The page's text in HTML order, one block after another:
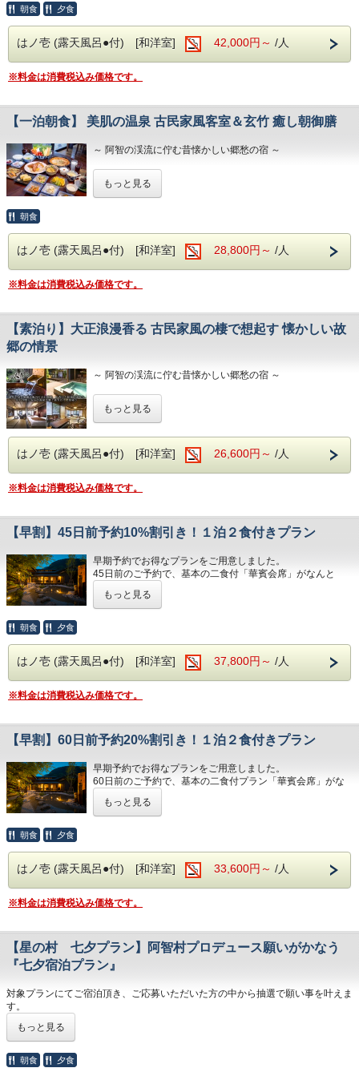
②ナイトツアーシャトルバスにてご移動
※シャトルバスのご予約に関してはお客様ご自身でご予
約くださいませ。
③タクシーにてご移動
◇ 予約受付後、ナイトツアーの予約を当館に
そのため、ナイトツアーの定員に達してい
た場合は、
ご予約キャンセルの確認をお電話にてさせ
◇ 当日ツアーへの参加を中止される場合は、
19時までにフロントへお知らせください
当館よりキャンセル手続きを行い、
ご宿泊料よりチケット分を引かせていただ
きます。
■ お部屋は古民家風客室
伝統技法に新たな息吹を込めた真心の料理
をご用意
■玄竹の湯
・お肌蘇る国内屈指の極上『美肌の湯』昼神
温泉。
・強アルカリ性泉質で素肌を磨き滑らか。
・美肌に嬉しい湯ヂカラが昼神温泉には期待
※加温循環式を使用しております。
■玄竹での滞在を満喫
琲、
アイスクリームやソフトドリンクを無料で
楽しめます。
※セルフ形式にて19時～22時まで利用可
・館内衛生対策もしっかりと。
昼神温泉の特徴である単純硫黄温泉(低張性
アルカリ性高温泉)を
河田総料理長が腕をふるう『華賓会席』を、季節の移ろいと
共に味わう至福のひととき
強アルカリ性の「美肌の湯」昼神温泉で、素肌なめらか＆し
※加温循環式を使用しております
・ご夕食後はロビー併設のナイトバーにて、お酒・珈琲・ソ
フトドリンクを無料で（セルフ形式／24時まで）
・お部屋の冷蔵庫にウェルカムドリンクと郷土菓子をご用意
・館内衛生対策も万全で安心
古き良き時代の趣きと、やさしいおもてなしでお迎えいたし
ます。
・1階の「い・ろ・は」の各客室には、全室露天風呂付でプ
・2階の「に」の各客室は、昔ながらの懐かしい雰囲気の和
室を2間以上でのんびりと
・夕食
『華賓会席』～季節の美しさを表現し旬の素材を活かした贅
・朝食
※夕朝ともに食事処でのご提供（一部個室あり）
お客様へ繊細に調理された料理を存分にご堪能いただき、
至福のひとときをお約束いたします。
※※食材アレルギーの対応について※※
ご宿泊当日にお申し出の場合はご対応出来かねますので、
※食事・布団不要な乳児様がおられる場合（0歳2,200円が
別途必要です）
・肌蘇る国内屈指の極上『美肌の湯』昼神温泉（PH9.7）
※加温循環式を使用しております。
大正浪漫の趣が漂うロビーには、重厚な木製家具や繊細な調
度品が並び、
は中庭が望め、
四季折々の景色を眺めながら、ゆったりとした時間をお過ご
夕食後には、隣接するナイトバーで上質な一杯を楽しんだ
り、
ぎをお楽しみください。
■送迎サービスについて
※最寄りの送迎可能場所まではお客様ご自身でご移動お願い
東京・名古屋・大阪などから高速バスまたは電車をご利用の
お客様につきましては、
以下の場所まで送迎サービスをしております。（要事前予約
＜送迎可能場所＞
泉郷（高速バス停）
＜送迎可能時間＞
10:00～15:00
※時間外の送迎をご希望の方はご相談ください。
※満枠の際はご希望に添えない場合がございますことをご了
承くださいませ。
「名古屋方面のお客様はこちらから」
朝食 夕食
はノ壱 (露天風呂●付) [和洋室] 42,000円～ /人
※料金は消費税込み価格です。
【一泊朝食】 美肌の温泉 古民家風客室＆玄竹 癒し朝御膳
～ 阿智の渓流に佇む昔懐かしい郷愁の宿 ～
～ 古宿で過ごす懐かしく暖かいノスタルジー ～
■玄竹の湯
・強アルカリ性泉質で素肌を磨き滑らか。
・ナトリウムイオンでしっかり保湿。
※加温循環式を使用しております。
※セルフ形式にて15時～24時まで利用可
・館内衛生対策もしっかりと。
もっと見る
朝食
はノ壱 (露天風呂●付) [和洋室] 28,800円～ /人
※料金は消費税込み価格です。
【素泊り】大正浪漫香る 古民家風の棲で想起す 懐かしい故
郷の情景
～ 阿智の渓流に佇む昔懐かしい郷愁の宿 ～
～ 古宿で過ごす懐かしく暖かい時間 ～
※本プランは夕朝食の付かない素泊まりプランとなります。
■玄竹の湯
・お肌蘇る国内屈指の極上『美肌の湯』昼神温泉。
・強アルカリ性泉質で素肌を磨き滑らか。
・ナトリウムイオンでしっかり保湿。
・美肌に嬉しい湯ヂカラが昼神温泉には期待できます。
※加温循環式を使用しております。
・夜はロビー併設のナイトバーでお酒や珈琲、
アイスクリームやソフトドリンクを無料で楽しめます。
※セルフ形式にて19時～22時まで利用可
・館内衛生対策もしっかりと。
南信州の四季を感じられる山川の幸をご満喫ください。
もっと見る
はノ壱 (露天風呂●付) [和洋室] 26,600円～ /人
※料金は消費税込み価格です。
【早割】45日前予約10%割引き！１泊２食付きプラン
早期予約でお得なプランをご用意しました。
45日前のご予約で、基本の二食付「華賓会席」がなんと
お食事の内容は通常のプランと変わりありません。
玄竹が厳選した季節のお土産もプレゼント♪
【注意事項】
本プランは特別なプランとなります。
このプランでは14日前よりキャンセル料をご負担いただき
ますことを
ます。
■玄竹の湯
・ナトリウムイオンでしっかり保湿。
・美肌に嬉しい湯ヂカラが昼神温泉には期待できます。
※加温循環式を使用しております。
■玄竹での滞在を満喫
アイスクリームやソフトドリンクを無料で楽しめます。
※セルフ形式にて19時～22時まで利用可
・館内衛生対策もしっかりと。
昼神温泉の特徴である単純硫黄温泉(低張性アルカリ性高温
もっと見る
朝食 夕食
はノ壱 (露天風呂●付) [和洋室] 37,800円～ /人
※料金は消費税込み価格です。
【早割】60日前予約20%割引き！１泊２食付きプラン
早期予約でお得なプランをご用意しました。
60日前のご予約で、基本の二食付プラン「華賓会席」がな
お食事の内容は通常のプランと変わりありません。
玄竹が厳選した季節のお土産もプレゼント♪
本プランは特別なプランとなります。
通常のキャンセル料は5日前から発生いたしますが、
ますことを
ご了承ください。キャンセル料はご予約料金の20%となり
ます。
もっと見る
朝食 夕食
はノ壱 (露天風呂●付) [和洋室] 33,600円～ /人
※料金は消費税込み価格です。
【星の村 七夕プラン】阿智村プロデュース願いがかなう
『七夕宿泊プラン』
対象プランにてご宿泊頂き、ご応募いただいた方の中から抽選で願い事を叶えま
す。
・ 抽選で三名様に阿智村があなたの願いをかなえます
・ ご夕食時ワンドリンクサービス付
もっと見る
朝食 夕食